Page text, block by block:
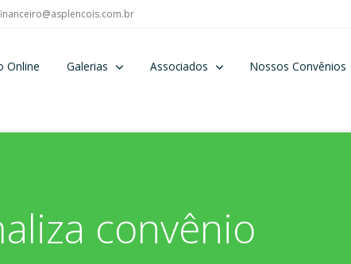
Online Galerias Associados Nossos Convênios
convênio